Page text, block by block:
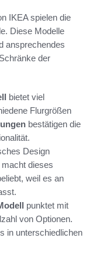
IKEA spielen die
Diese Modelle
ansprechendes
der
bietet viel
Flurgrößen
bestätigen die
Design
dieses
weil es an
punktet mit
von Optionen.
in unterschiedlichen